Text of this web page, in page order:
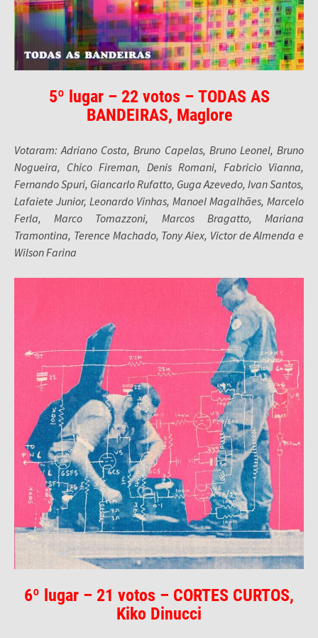
5º lugar – 22 votos – TODAS AS
BANDEIRAS, Maglore
Votaram: Adriano Costa, Bruno Capelas, Bruno Leonel, Bruno
Nogueira, Chico Fireman, Denis Romani, Fabricio Vianna,
Fernando Spuri, Giancarlo Rufatto, Guga Azevedo, Ivan Santos,
Lafaiete Junior, Leonardo Vinhas, Manoel Magalhães, Marcelo
Ferla, Marco Tomazzoni, Marcos Bragatto, Mariana
Tramontina, Terence Machado, Tony Aiex, Victor de Almenda e
Wilson Farina
6º lugar – 21 votos – CORTES CURTOS,
Kiko Dinucci